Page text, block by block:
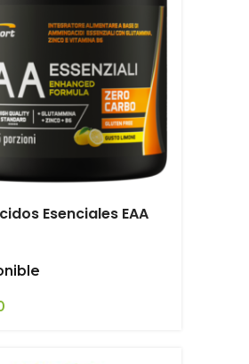
Esenciales EAA